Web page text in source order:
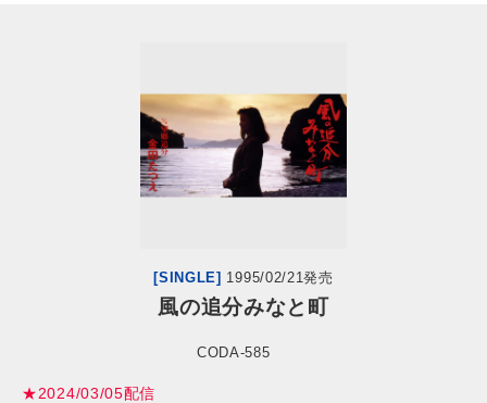
閉じる
[SINGLE] 1995/02/21発売
風の追分みなと町
CODA-585
★2024/03/05配信